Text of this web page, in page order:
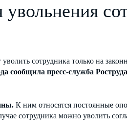
сотрудника только на
сообщила пресс-служба Роструда
К ним относятся постоянные
сотрудника можно уволить